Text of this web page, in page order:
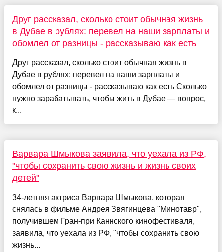
Друг рассказал, сколько стоит обычная жизнь
в Дубае в рублях: перевел на наши зарплаты и
обомлел от разницы - рассказываю как есть
Друг рассказал, сколько стоит обычная жизнь в
Дубае в рублях: перевел на наши зарплаты и
обомлел от разницы - рассказываю как есть Сколько
нужно зарабатывать, чтобы жить в Дубае — вопрос,
к...
Варвара Шмыкова заявила, что уехала из РФ,
"чтобы сохранить свою жизнь и жизнь своих
детей"
34-летняя актриса Варвара Шмыкова, которая
снялась в фильме Андрея Звягинцева "Минотавр",
получившем Гран-при Каннского кинофестиваля,
заявила, что уехала из РФ, "чтобы сохранить свою
жизнь...